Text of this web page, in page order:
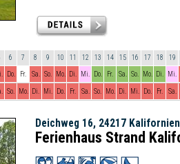
6 7 8 9 10 11 12 13 14 15 16 17 18 19
Do. Fr. Sa. So. Mo. Di. Mi. Do. Fr. Sa. So. Mo. Di. Mi.
So. Mo. Di. Mi. Do. Fr. Sa. So. Mo. Di. Mi. Do. Fr. Sa.
Deichweg 16, 24217 Kalifornien
Ferienhaus Strand